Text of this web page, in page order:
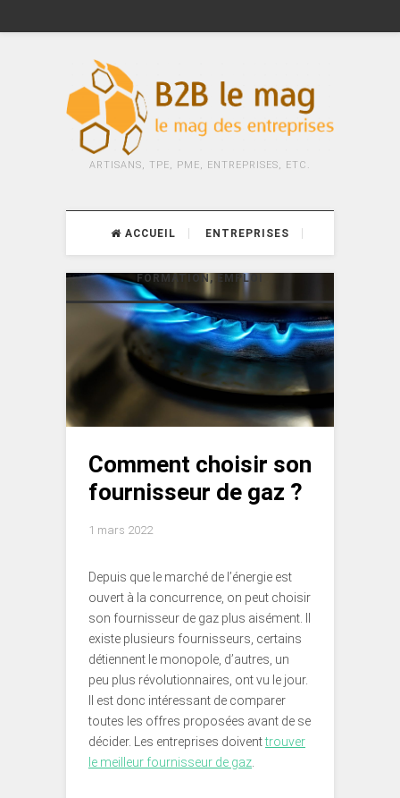
ARTISANS, TPE, PME, ENTREPRISES, ETC.
ACCUEIL ENTREPRISES
FORMATION, EMPLOI
Comment choisir son
fournisseur de gaz ?
1 mars 2022
Depuis que le marché de l’énergie est
ouvert à la concurrence, on peut choisir
son fournisseur de gaz plus aisément. Il
existe plusieurs fournisseurs, certains
détiennent le monopole, d’autres, un
peu plus révolutionnaires, ont vu le jour.
Il est donc intéressant de comparer
toutes les offres proposées avant de se
décider. Les entreprises doiventtrouver
le meilleur fournisseur de gaz